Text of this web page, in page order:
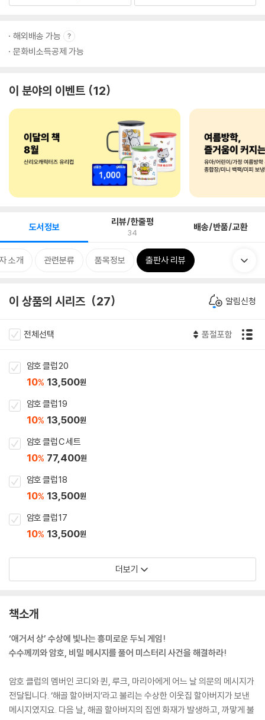
해외배송 가능
문화비소득공제 가능
이 분야의 이벤트 12
도서정보 리뷰/한줄평
34 배송/반품/교환
소개 관련분류 품목정보 출판사 리뷰
이 상품의 시리즈 27 알림신청
전체선택 품절포함
암호 클럽 20
10% 13,500원
암호 클럽 19
10% 13,500원
암호 클럽 C 세트
10% 77,400원
암호 클럽 18
10% 13,500원
암호 클럽 17
10% 13,500원
더보기
책소개
‘애거서 상’ 수상에 빛나는 흥미로운 두뇌 게임!
수수께끼와 암호, 비밀 메시지를 풀어 미스터리 사건을 해결하라!
암호 클럽의 멤버인 코디와 퀸, 루크, 마리아에게 어느 날 의문의 메시지가
전달됩니다. ‘해골 할아버지’라고 불리는 수상한 이웃집 할아버지가 보낸
메시지였지요. 다음 날, 해골 할아버지의 집엔 화재가 발생하고, 까맣게 불